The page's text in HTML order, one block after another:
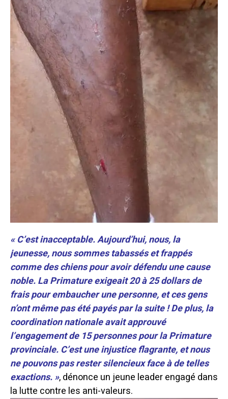
« C’est inacceptable.Aujourd’hui, nous, la
jeunesse, nous sommes tabassés et frappés
comme des chiens pour avoir défendu une cause
noble. La Primature exigeait 20 à 25 dollars de
frais pour embaucher une personne, et ces gens
n’ont même pas été payés par la suite ! De plus, la
coordination nationale avait approuvé
l’engagement de 15 personnes pour la Primature
provinciale. C’est une injustice flagrante, et nous
ne pouvons pas rester silencieux face à de telles
exactions. », dénonce un jeune leader engagé dans
la lutte contre les anti-valeurs.